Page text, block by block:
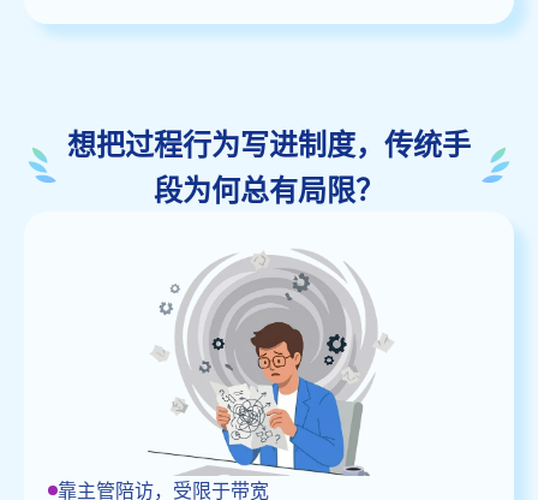
想把过程行为写进制度，传统手
段为何总有局限？
靠主管陪访，受限于带宽